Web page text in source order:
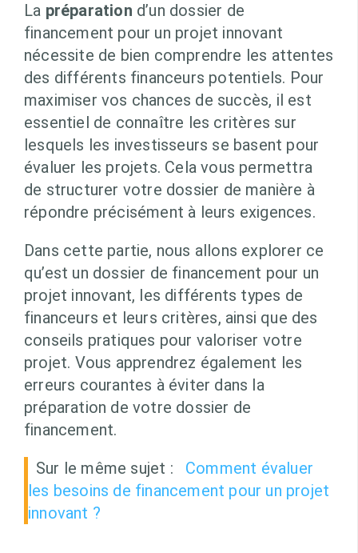
La préparation d’un dossier de
financement pour un projet innovant
nécessite de bien comprendre les attentes
des différents financeurs potentiels. Pour
maximiser vos chances de succès, il est
essentiel de connaître les critères sur
lesquels les investisseurs se basent pour
évaluer les projets. Cela vous permettra
de structurer votre dossier de manière à
répondre précisément à leurs exigences.
Dans cette partie, nous allons explorer ce
qu’est un dossier de financement pour un
projet innovant, les différents types de
financeurs et leurs critères, ainsi que des
conseils pratiques pour valoriser votre
projet. Vous apprendrez également les
erreurs courantes à éviter dans la
préparation de votre dossier de
financement.
Sur le même sujet :
Comment évaluer
les besoins de financement pour un projet
innovant ?